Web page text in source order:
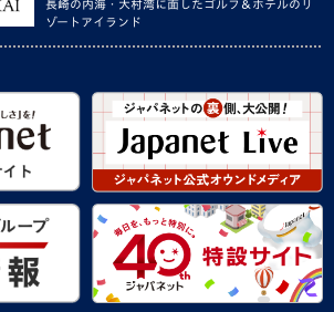
長崎の内海・大村湾に面したゴルフ＆ホテルのリ
ゾートアイランド